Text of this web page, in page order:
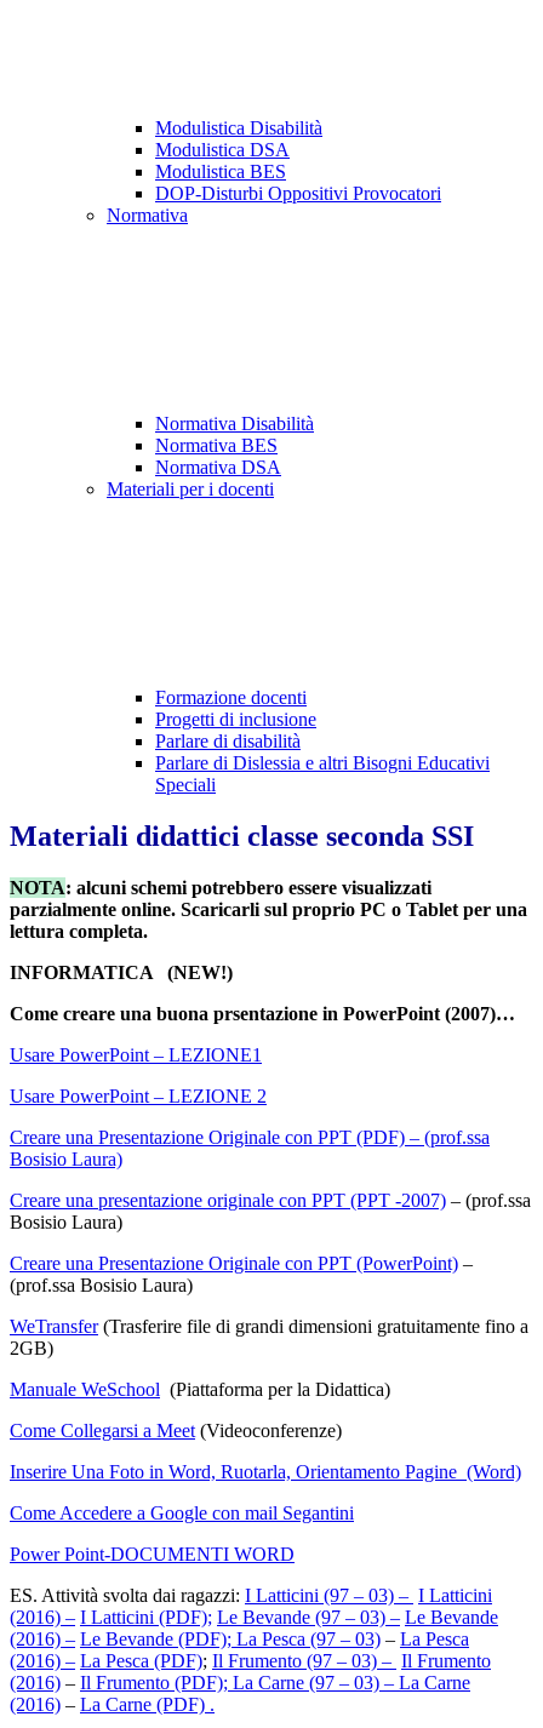
Modulistica Disabilità
Modulistica DSA
Modulistica BES
DOP-Disturbi Oppositivi Provocatori
Normativa
Normativa Disabilità
Normativa BES
Normativa DSA
Materiali per i docenti
Formazione docenti
Progetti di inclusione
Parlare di disabilità
Parlare di Dislessia e altri Bisogni Educativi
Speciali
Materiali didattici classe seconda SSI
NOTA: alcuni schemi potrebbero essere visualizzati
parzialmente online. Scaricarli sul proprio PC o Tablet per una
lettura completa.
INFORMATICA (NEW!)
Come creare una buona prsentazione in PowerPoint (2007)…
Usare PowerPoint – LEZIONE1
Usare PowerPoint – LEZIONE 2
Creare una Presentazione Originale con PPT (PDF) – (prof.ssa
Bosisio Laura)
Creare una presentazione originale con PPT (PPT -2007) – (prof.ssa
Bosisio Laura)
Creare una Presentazione Originale con PPT (PowerPoint) –
(prof.ssa Bosisio Laura)
WeTransfer(Trasferire file di grandi dimensioni gratuitamente fino a
2GB)
Manuale WeSchool (Piattaforma per la Didattica)
Come Collegarsi a Meet (Videoconferenze)
Inserire Una Foto in Word, Ruotarla, Orientamento Pagine (Word)
Come Accedere a Google con mail Segantini
Power Point-DOCUMENTI WORD
ES. Attività svolta dai ragazzi: I Latticini (97 – 03) – I Latticini
(2016) – I Latticini (PDF); Le Bevande (97 – 03) – Le Bevande
(2016) – Le Bevande (PDF); La Pesca (97 – 03) – La Pesca
(2016) – La Pesca (PDF); Il Frumento (97 – 03) – Il Frumento
(2016) – Il Frumento (PDF); La Carne (97 – 03) – La Carne
(2016) – La Carne (PDF) .